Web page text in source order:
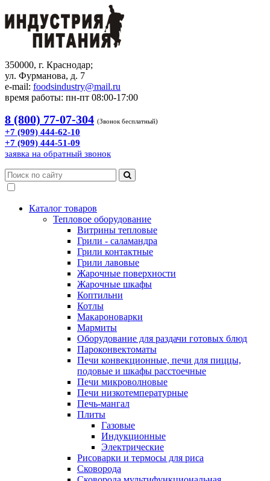
350000, г. Краснодар;
ул. Фурманова, д. 7
e-mail: foodsindustry@mail.ru
время работы: пн-пт 08:00-17:00
8 (800) 77-07-304 (Звонок бесплатный)
+7 (909) 444-62-10
+7 (909) 444-51-09
заявка на обратный звонок
Каталог товаров
Тепловое оборудование
Витрины тепловые
Грили - саламандра
Грили контактные
Грили лавовые
Жарочные поверхности
Жарочные шкафы
Коптильни
Котлы
Макароноварки
Мармиты
Оборудование для раздачи готовых блюд
Пароконвектоматы
Печи конвекционные, печи для пиццы,
подовые и шкафы расстоечные
Печи микроволновые
Печи низкотемпературные
Печь-мангал
Плиты
Газовые
Индукционные
Электрические
Рисоварки и термосы для риса
Сковорода